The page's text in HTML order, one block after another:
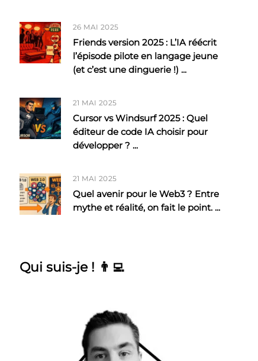
26 MAI 2025
Friends version 2025 : L’IA réécrit
l’épisode pilote en langage jeune
(et c’est une dinguerie !) ...
21 MAI 2025
Cursor vs Windsurf 2025 : Quel
éditeur de code IA choisir pour
développer ? ...
21 MAI 2025
Quel avenir pour le Web3 ? Entre
mythe et réalité, on fait le point. ...
Qui suis-je ! 👨‍💻